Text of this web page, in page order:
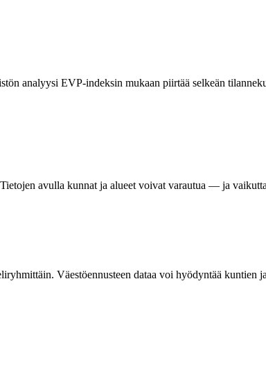
analyysi EVP-indeksin mukaan piirtää selkeän
avulla kunnat ja alueet voivat varautua — ja
Väestöennusteen dataa voi hyödyntää kuntien